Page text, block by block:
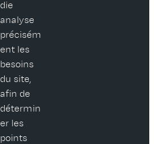
die
analyse
précisém
ent les
besoins
du site,
afin de
détermin
er les
points